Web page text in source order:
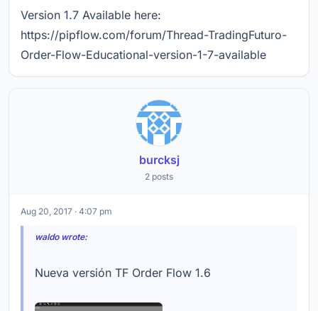
Version 1.7 Available here:
https://pipflow.com/forum/Thread-TradingFuturo-
Order-Flow-Educational-version-1-7-available
burcksj
2 posts
Aug 20, 2017 · 4:07 pm
waldo wrote:
Nueva versión TF Order Flow 1.6